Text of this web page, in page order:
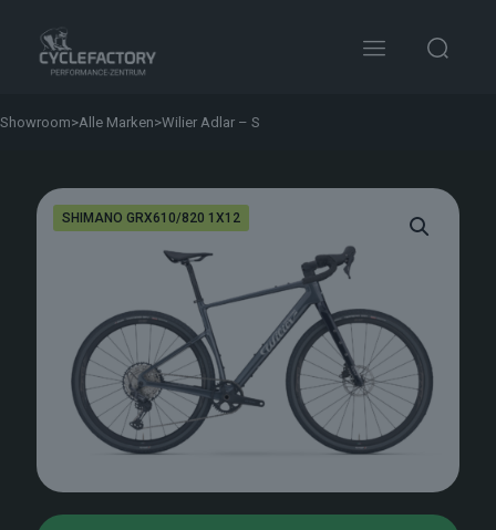
Showroom>Alle Marken>Wilier Adlar – S
SHIMANO GRX610/820 1X12